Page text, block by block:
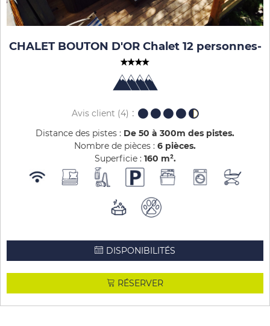
CHALET BOUTON D'OR Chalet 12 personnes-
Avis client (4)
Distance des pistes : De 50 à 300m des pistes
Nombre de pièces : 6 pièces
Superficie : 160 m²
DISPONIBILITÉS
RÉSERVER